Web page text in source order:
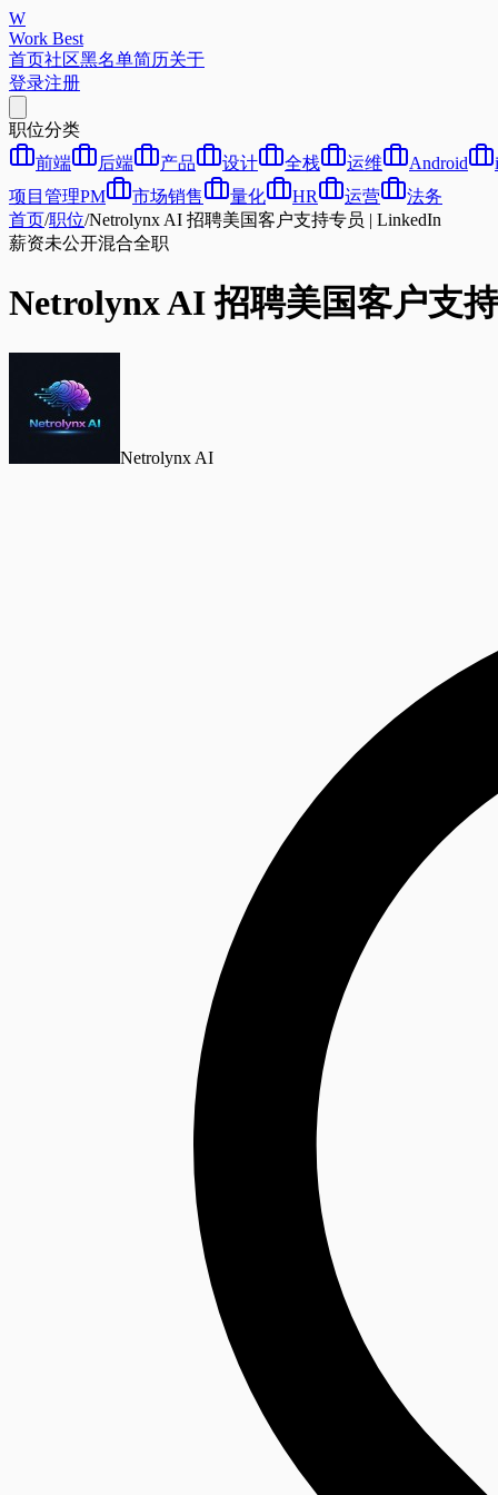
W
Work Best
首页社区黑名单简历关于
登录注册
职位分类
前端
后端 产品 设计 全栈 运维 Android
项目管理PM
市场销售 量化 HR 运营
法务
首页/职位/Netrolynx AI 招聘美国客户支持专员 | LinkedIn
薪资未公开混合全职
Netrolynx AI 招聘美国客户支
Netrolynx AI